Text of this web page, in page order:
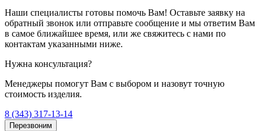
Наши специалисты готовы помочь Вам! Оставьте заявку на
обратный звонок или отправьте сообщение и мы ответим Вам
в самое ближайшее время, или же свяжитесь с нами по
контактам указанными ниже.
Нужна консультация?
Менеджеры помогут Вам с выбором и назовут точную
стоимость изделия.
8 (343) 317-13-14
Перезвоним